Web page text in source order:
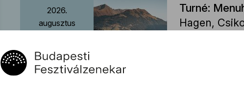
2026.
augusztus
17
19:30
Turné:
Hagen,